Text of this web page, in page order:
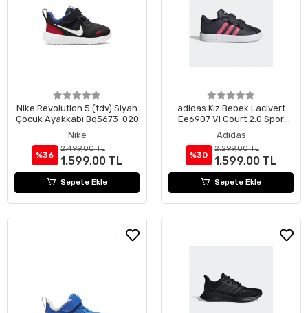
Nike Revolution 5 (tdv) Siyah
Çocuk Ayakkabı Bq5673-020
Nike
%36
2.499,00 TL
1.599,00 TL
Sepete Ekle
adidas Kız Bebek Lacivert
Ee6907 Vl Court 2.0 Spor
Ayakkabı EE6907
Adidas
%30
2.299,00 TL
1.599,00 TL
Sepete Ekle